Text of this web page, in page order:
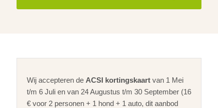
Wij accepteren de ACSI kortingskaartvan 1 Mei
t/m 6 Juli en van 24 Augustus t/m 30 September (16
€ voor 2 personen + 1 hond + 1 auto, dit aanbod